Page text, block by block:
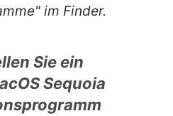
im Finder.
Sie ein
Sequoia